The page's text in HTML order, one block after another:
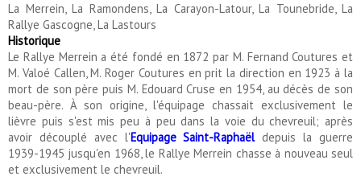
La Merrein, La Ramondens, La Carayon-Latour, La Tounebride, La
Rallye Gascogne, La Lastours
Historique
Le Rallye Merrein a été fondé en 1872 par M. Fernand Coutures et
M. Valoé Callen, M. Roger Coutures en prit la direction en 1923 à la
mort de son père puis M. Edouard Cruse en 1954, au décès de son
beau-père. À son origine, l'équipage chassait exclusivement le
lièvre puis s'est mis peu à peu dans la voie du chevreuil; après
avoir découplé avec l'Equipage Saint-Raphaël depuis la guerre
1939-1945 jusqu'en 1968, le Rallye Merrein chasse à nouveau seul
et exclusivement le chevreuil.